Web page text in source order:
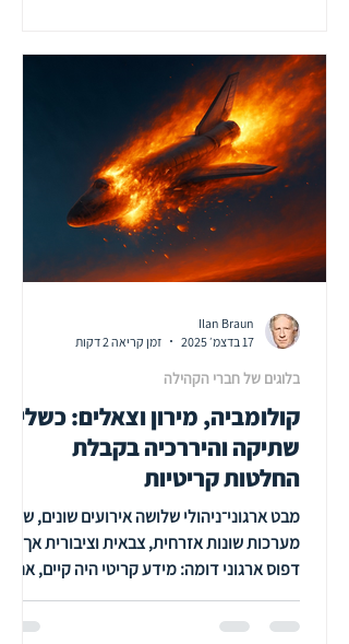
להתכונן. "תראה מה קורה בסינגפור", הוא
דולר (סינגפורי. סביב 350 דולר אמריקאי)
ללמידה דיגיטלית. ועוד 4,000 דולר אחרי גיל
40. הם מבינים שזה לא עוד 'קורס השתלמות' –
זו
קולומביה, מירון וצאלים: כשלי
שתיקה והיררכיה בקבלת
החלטות קריטיות
מבט ארגוני־ניהולי שלושה אירועים שונים, שלוש
מערכות שונות אזרחית, צבאית וציבורית אך
דפוס ארגוני דומה: מידע קריטי היה קיים, אנשי
מקצוע זיהו סיכון ממשי, ובכל זאת לא התקבלה
החלטה לעצור את המהלך. ב־אסון מעבורת
בלוגים של חברי הקהילה
Ilan Braun
17 בדצמ׳ 2025
זמן קריאה 2 דקות